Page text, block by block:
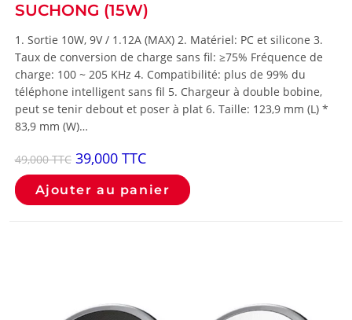
SUCHONG (15W)
1. Sortie 10W, 9V / 1.12A (MAX) 2. Matériel: PC et silicone 3.
Taux de conversion de charge sans fil: ≥75% Fréquence de
charge: 100 ~ 205 KHz 4. Compatibilité: plus de 99% du
téléphone intelligent sans fil 5. Chargeur à double bobine,
peut se tenir debout et poser à plat 6. Taille: 123,9 mm (L) *
83,9 mm (W)…
49,000TTC 39,000 TTC
Ajouter au panier